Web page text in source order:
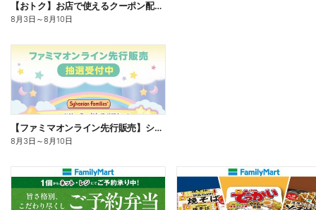
【おトク】お店で使えるクーポン配信中
8月3日 ～8月10日
【ファミマオンライン先行販売】シルバニアファミリー
8月3日 ～8月10日